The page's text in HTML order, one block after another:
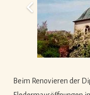
Beim Renovieren der